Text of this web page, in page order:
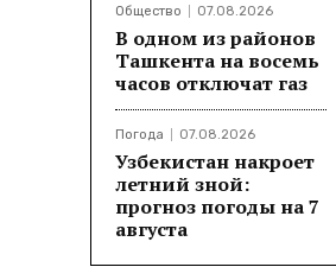
Общество 07.08.2026
В одном из районов
Ташкента на восемь
часов отключат газ
Погода 07.08.2026
Узбекистан накроет
летний зной:
прогноз погоды на 7
августа